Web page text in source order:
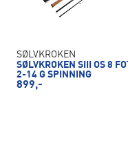
SØLVKROKEN
SØLVKROKEN SIII OS 8
2-14 G SPINNING
899,-